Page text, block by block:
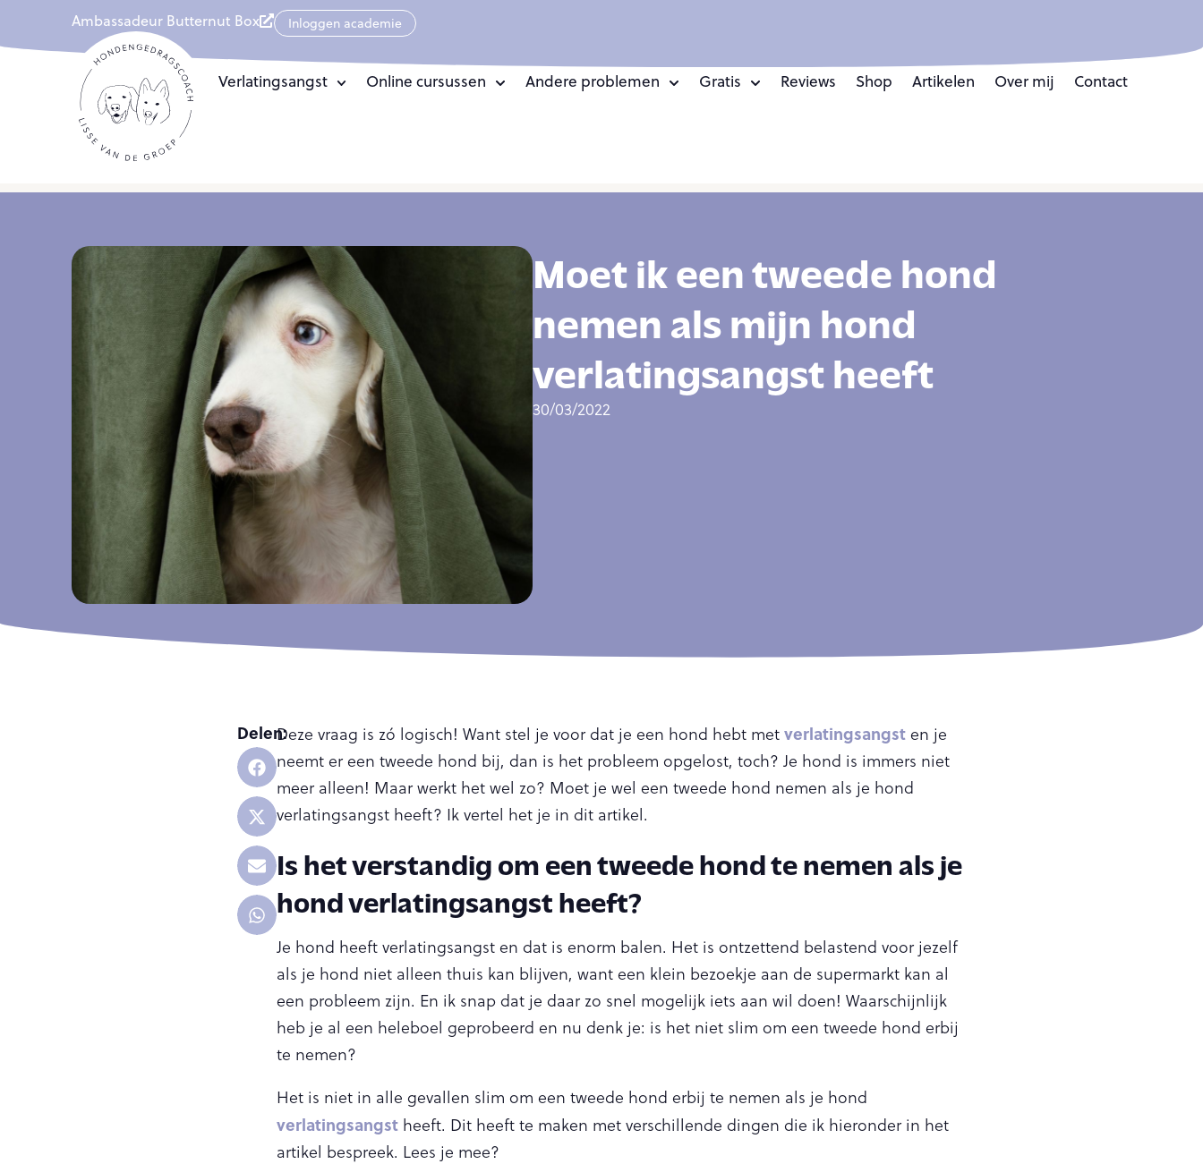
Ambassadeur Butternut Box Inloggen academie
Verlatingsangst Online cursussen Andere problemen Gratis Reviews Shop Artikelen Over mij Contact
Moet ik een tweede hond
nemen als mijn hond
verlatingsangst heeft
30/03/2022
Delen:Deze vraag is zó logisch! Want stel je voor dat je een hond hebt met verlatingsangst en je
neemt er een tweede hond bij, dan is het probleem opgelost, toch? Je hond is immers niet
meer alleen! Maar werkt het wel zo? Moet je wel een tweede hond nemen als je hond
verlatingsangst heeft? Ik vertel het je in dit artikel.
Is het verstandig om een tweede hond te nemen als je
hond verlatingsangst heeft?
Je hond heeft verlatingsangst en dat is enorm balen. Het is ontzettend belastend voor jezelf
als je hond niet alleen thuis kan blijven, want een klein bezoekje aan de supermarkt kan al
een probleem zijn. En ik snap dat je daar zo snel mogelijk iets aan wil doen! Waarschijnlijk
heb je al een heleboel geprobeerd en nu denk je: is het niet slim om een tweede hond erbij
te nemen?
Het is niet in alle gevallen slim om een tweede hond erbij te nemen als je hond
verlatingsangst heeft. Dit heeft te maken met verschillende dingen die ik hieronder in het
artikel bespreek. Lees je mee?